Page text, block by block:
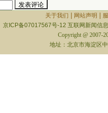
关于我们 | 网站声明 |
京ICP备07017567号-12 互联网新闻信
Copyright @ 2007-
地址：北京市海淀区